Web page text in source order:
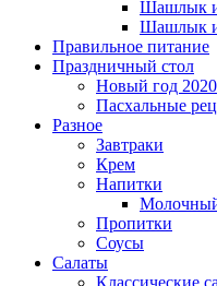
Шашлык
Шашлык
Правильное питание
Праздничный стол
Новый год 2020
Пасхальные
Разное
Завтраки
Крем
Напитки
Пропитки
Соусы
Салаты
Классические